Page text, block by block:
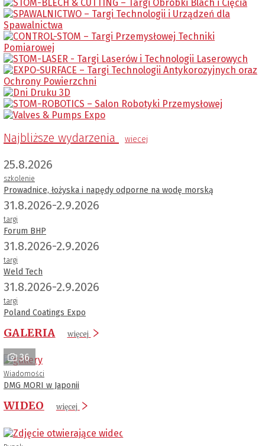
Najbliższe wydarzenia wiecej
25.8.2026
szkolenie
Prowadnice, łożyska i napędy odporne na wodę morską
31.8.2026-2.9.2026
targi
Forum BHP
31.8.2026-2.9.2026
targi
Weld Tech
31.8.2026-2.9.2026
targi
Poland Coatings Expo
GALERIA więcej
36
Wiadomości
DMG MORI w Japonii
WIDEO więcej